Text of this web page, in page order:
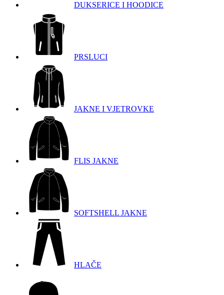
DUKSERICE I HOODICE
PRSLUCI
JAKNE I VJETROVKE
FLIS JAKNE
SOFTSHELL JAKNE
HLAČE